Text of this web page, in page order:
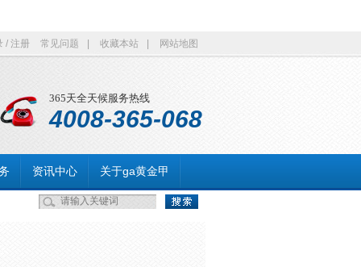
/ 注册 常见问题 收藏本站 网站地图
365天全天候服务热线
4008-365-068
资讯中心 关于ga黄金甲